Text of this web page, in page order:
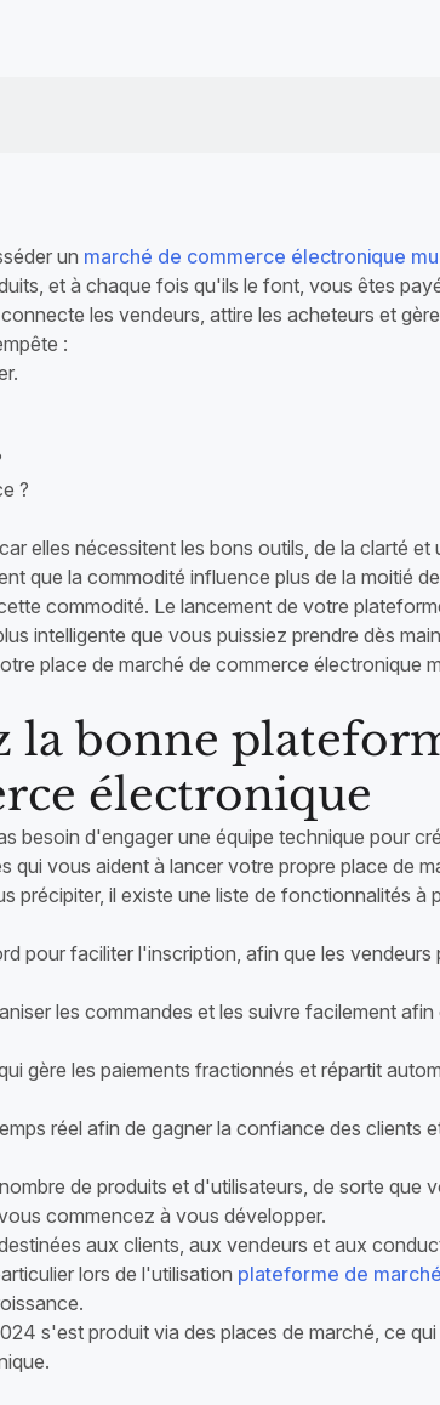
un marché de commerce électronique
et à chaque fois qu'ils le font, vous êtes
les vendeurs, attire les acheteurs et
:
?
elles nécessitent les bons outils, de la clarté et
que la commodité influence plus de la moitié
commodité. Le lancement de votre
intelligente que vous puissiez prendre dès
place de marché de commerce électronique
la bonne
électronique
besoin d'engager une équipe technique pour
qui vous aident à lancer votre propre place de
précipiter, il existe une liste de fonctionnalités à
pour faciliter l'inscription, afin que les vendeurs
les commandes et les suivre facilement
gère les paiements fractionnés et répartit
réel afin de gagner la confiance des clients
de produits et d'utilisateurs, de sorte que
commencez à vous développer.
aux clients, aux vendeurs et aux
lors de l'utilisation plateforme de
s'est produit via des places de marché, ce